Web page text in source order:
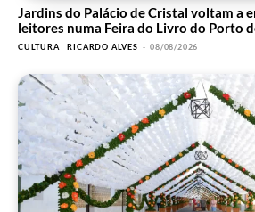
Jardins do Palácio de Cristal voltam a
leitores numa Feira do Livro do Porto
CULTURA RICARDO ALVES - 08/08/2026